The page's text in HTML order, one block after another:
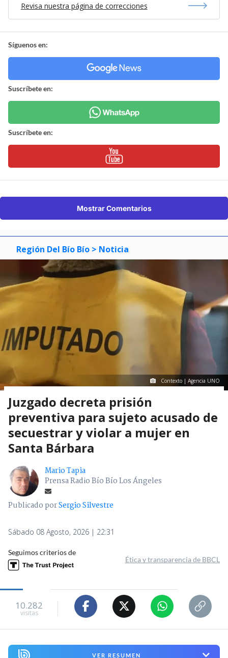
Revisa nuestra página de correcciones
Síguenos en:
Suscríbete en:
Suscríbete en:
Mostrar Comentarios
Región Del Bío Bío > Noticia
Contexto | Agencia UNO
Juzgado decreta prisión
preventiva para sujeto acusado de
secuestrar y violar a mujer en
Santa Bárbara
Mario Tapia
Prensa Radio Bío Bío Los Ángeles
Publicado porSergio Silvestre
Sábado 08 Agosto, 2026 | 22:31
Seguimos criterios de
Ética y transparencia de BBCL
10.282
visitas
VER RESUMEN